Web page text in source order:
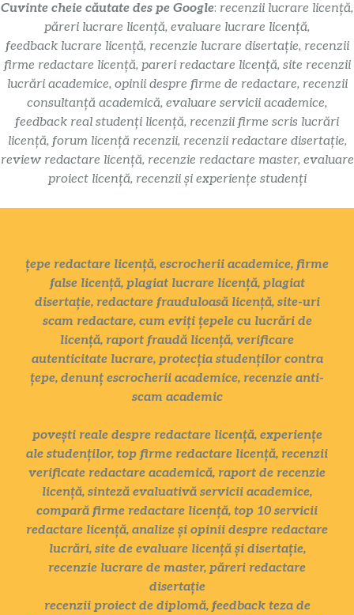
Cuvinte cheie căutate des pe Google: recenzii lucrare licență,
păreri lucrare licență, evaluare lucrare licență,
feedback lucrare licență, recenzie lucrare disertație, recenzii
firme redactare licență, pareri redactare licență, site recenzii
lucrări academice, opinii despre firme de redactare, recenzii
consultanță academică, evaluare servicii academice,
feedback real studenți licență, recenzii firme scris lucrări
licență, forum licență recenzii, recenzii redactare disertație,
review redactare licență, recenzie redactare master, evaluare
proiect licență, recenzii și experiențe studenți
țepe redactare licență, escrocherii academice, firme
false licență, plagiat lucrare licență, plagiat
disertație, redactare frauduloasă licență, site-uri
scam redactare, cum eviți țepele cu lucrări de
licență, raport fraudă licență, verificare
autenticitate lucrare, protecția studenților contra
țepe, denunț escrocherii academice, recenzie anti-
scam academic
povești reale despre redactare licență, experiențe
ale studenților, top firme redactare licență, recenzii
verificate redactare academică, raport de recenzie
licență, sinteză evaluativă servicii academice,
compară firme redactare licență, top 10 servicii
redactare licență, analize și opinii despre redactare
lucrări, site de evaluare licență și disertație,
recenzie lucrare de master, păreri redactare
disertație
recenzii proiect de diplomă, feedback teza de